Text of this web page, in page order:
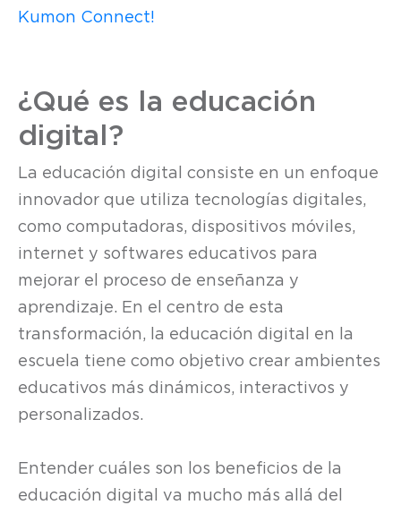
Kumon Connect!
¿Qué es la educación
digital?
La educación digital consiste en un enfoque
innovador que utiliza tecnologías digitales,
como computadoras, dispositivos móviles,
internet y softwares educativos para
mejorar el proceso de enseñanza y
aprendizaje. En el centro de esta
transformación, la educación digital en la
escuela tiene como objetivo crear ambientes
educativos más dinámicos, interactivos y
personalizados.
Entender cuáles son los beneficios de la
educación digital va mucho más allá del